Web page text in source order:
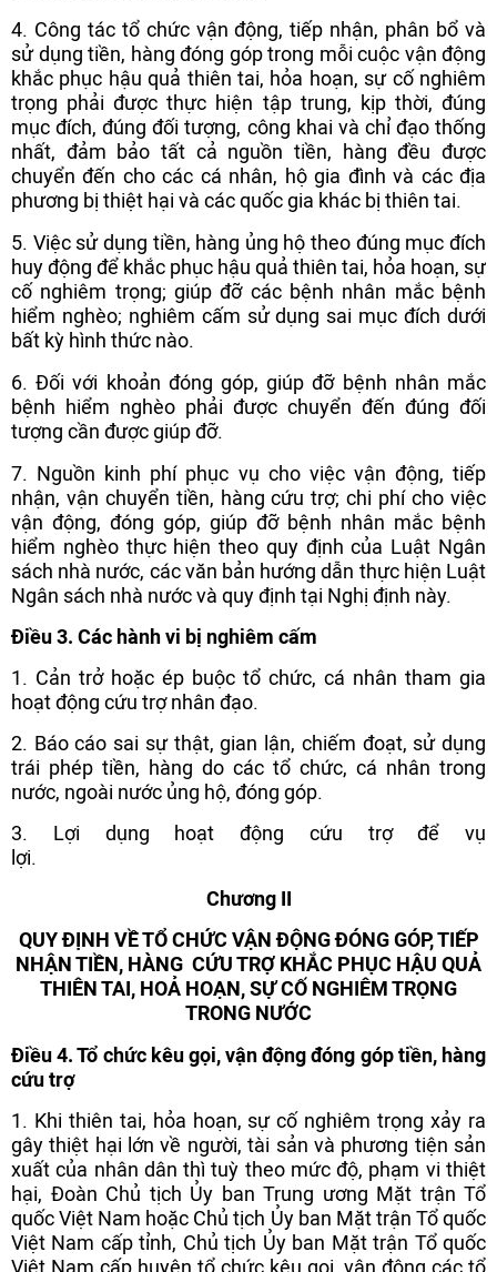
4. Công tác tổ chức vận động, tiếp nhận, phân bổ và
sử dụng tiền, hàng đóng góp trong mỗi cuộc vận động
khắc phục hậu quả thiên tai, hỏa hoạn, sự cố nghiêm
trọng phải được thực hiện tập trung, kịp thời, đúng
mục đích, đúng đối tượng, công khai và chỉ đạo thống
nhất, đảm bảo tất cả nguồn tiền, hàng đều được
chuyển đến cho các cá nhân, hộ gia đình và các địa
phương bị thiệt hại và các quốc gia khác bị thiên tai.
5. Việc sử dụng tiền, hàng ủng hộ theo đúng mục đích
huy động để khắc phục hậu quả thiên tai, hỏa hoạn, sự
cố nghiêm trọng; giúp đỡ các bệnh nhân mắc bệnh
hiểm nghèo; nghiêm cấm sử dụng sai mục đích dưới
bất kỳ hình thức nào.
6. Đối với khoản đóng góp, giúp đỡ bệnh nhân mắc
bệnh hiểm nghèo phải được chuyển đến đúng đối
tượng cần được giúp đỡ.
7. Nguồn kinh phí phục vụ cho việc vận động, tiếp
nhận, vận chuyển tiền, hàng cứu trợ; chi phí cho việc
vận động, đóng góp, giúp đỡ bệnh nhân mắc bệnh
hiểm nghèo thực hiện theo quy định của Luật Ngân
sách nhà nước, các văn bản hướng dẫn thực hiện Luật
Ngân sách nhà nước và quy định tại Nghị định này.
Điều 3. Các hành vi bị nghiêm cấm
1. Cản trở hoặc ép buộc tổ chức, cá nhân tham gia
hoạt động cứu trợ nhân đạo.
2. Báo cáo sai sự thật, gian lận, chiếm đoạt, sử dụng
trái phép tiền, hàng do các tổ chức, cá nhân trong
nước, ngoài nước ủng hộ, đóng góp.
3. Lợi dụng hoạt động cứu trợ để vụ
lợi.
Chương II
QUY ĐỊNH VỀ TỔ CHỨC VẬN ĐỘNG ĐÓNG GÓP, TIẾP
NHẬN TIỀN, HÀNG CỨU TRỢ KHẮC PHỤC HẬU QUẢ
THIÊN TAI, HOẢ HOẠN,SỰ CỐ NGHIÊM TRỌNG
TRONG NƯỚC
Điều 4. Tổ chức kêu gọi, vận động đóng góp tiền, hàng
cứu trợ
1. Khi thiên tai, hỏa hoạn, sự cố nghiêm trọng xảy ra
gây thiệt hại lớn về người, tài sản và phương tiện sản
xuất của nhân dân thì tuỳ theo mức độ, phạm vi thiệt
hại, Đoàn Chủ tịch Ủy ban Trung ương Mặt trận Tổ
quốc Việt Nam hoặc Chủ tịch Ủy ban Mặt trận Tổ quốc
Việt Nam cấp tỉnh, Chủ tịch Ủy ban Mặt trận Tổ quốc
Việt Nam cấp huyện tổ chức kêu gọi, vận động các tổ